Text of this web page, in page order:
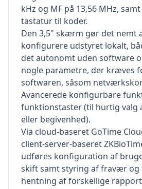
kHz og MF på 13,56 MHz,
tastatur til koder.
Den 3,5" skærm gør det nemt
konfigurere udstyret lokalt,
det autonomt uden software
nogle parametre, der kræves
softwaren, såsom
Avancerede konfigurbare
funktionstaster (til hurtig valg
eller begivenhed).
Via cloud-baseret GoTime
client-server-baseret
udføres konfiguration af
skift samt styring af fravær og
hentning af forskellige